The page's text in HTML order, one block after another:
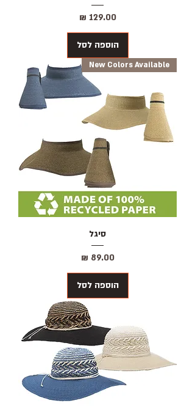
מחיר‏129.00 ‏₪
הוספה לסל
New Colors Available
סיגל
מחיר‏89.00 ‏₪
הוספה לסל